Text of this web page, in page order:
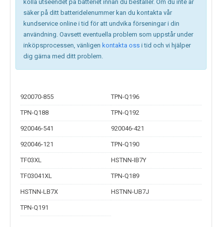
kolla utseendet på batteriet innan du beställer. Om du inte är
säker på ditt batteridelenummer kan du kontakta vår
kundservice online i tid för att undvika förseningar i din
användning. Oavsett eventuella problem som uppstår under
inköpsprocessen, vänligen kontakta oss i tid och vi hjälper
dig gärna med ditt problem.
920070-855 TPN-Q196
TPN-Q188 TPN-Q192
920046-541 920046-421
920046-121 TPN-Q190
TF03XL HSTNN-IB7Y
TF03041XL TPN-Q189
HSTNN-LB7X HSTNN-UB7J
TPN-Q191